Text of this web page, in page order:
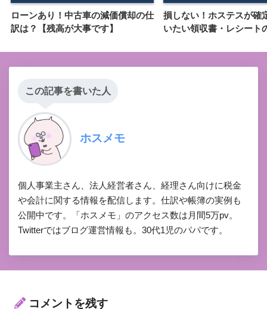
ローンあり！中古車の減価償却の仕
訳は？【残高が大事です】
損しない！ホステスが確
いたい領収書・レシート
この記事を書いた人
ホスメモ
個人事業主さん、法人経営者さん、経理さん向けに税金
や会計に関する情報を配信します。仕訳や帳簿の実例も
公開中です。「ホスメモ」のアクセス数は月間5万pv。
Twitterではブログ運営情報も。30代1児のパパです。
コメントを残す